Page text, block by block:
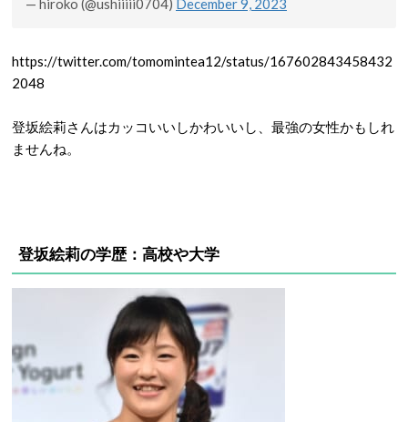
— hiroko (@ushiiiii0704) December 9, 2023
https://twitter.com/tomomintea12/status/167602843458432
2048
登坂絵莉さんはカッコいいしかわいいし、最強の女性かもしれ
ませんね。
登坂絵莉の学歴：高校や大学